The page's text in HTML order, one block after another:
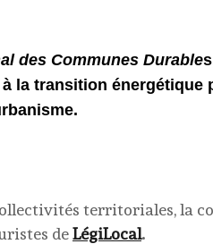
des Communes Durable
la transition énergétique
territoriales, la
deLégiLocal.